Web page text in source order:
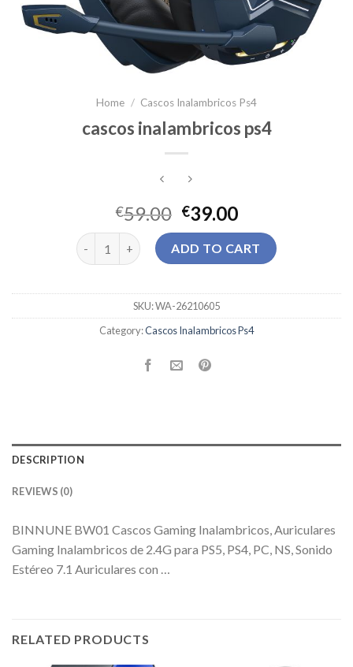
Home / Cascos Inalambricos Ps4
cascos inalambricos ps4
€59.00 €39.00
cascos inalambricos ps4 quantity
ADD TO CART
SKU:WA-26210605
Category:Cascos Inalambricos Ps4
DESCRIPTION
REVIEWS (0)
BINNUNE BW01 Cascos Gaming Inalambricos, Auriculares
Gaming Inalambricos de 2.4G para PS5, PS4, PC, NS, Sonido
Estéreo 7.1 Auriculares con …
RELATED PRODUCTS